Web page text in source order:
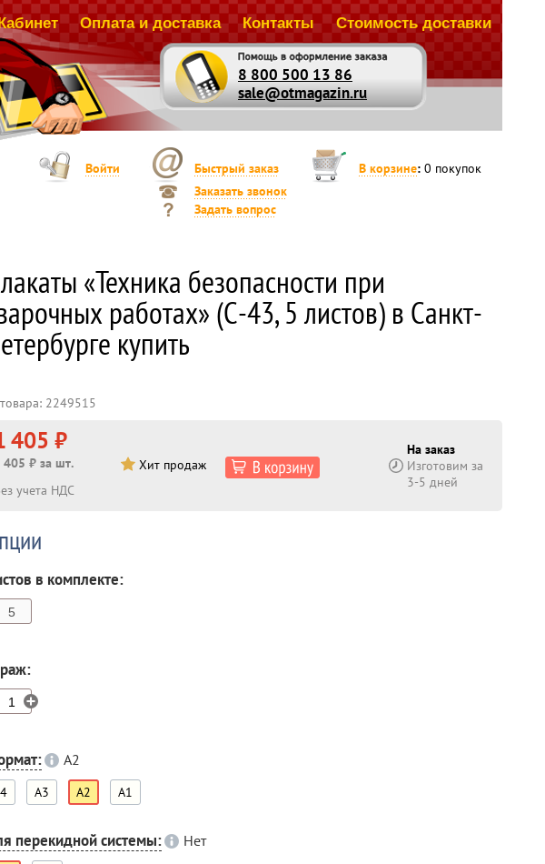
8 800 500 13 86
sale@otmagazin.ru
Оплата и доставка Контакты Стоимость доставки
Войти Быстрый заказ В корзине: 0 покупок
Заказать звонок
Задать вопрос
«Техника безопасности при
работах» (С-43, 5 листов) в Санкт-
купить
2249515
405 ₽
405 ₽ за шт.
учета НДС
Хит продаж
На заказ
Изготовим за
3-5 дней
в комплекте:
A2
A3 A2 A1
перекидной системы: Нет